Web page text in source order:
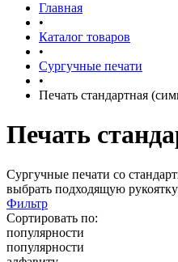
Главная
•
Каталог товаров
•
Сургучные печати
•
Печать стандартная
Печать
Сургучные печати со
выбрать подходящую
Фильтр
Сортировать по:
популярности
популярности